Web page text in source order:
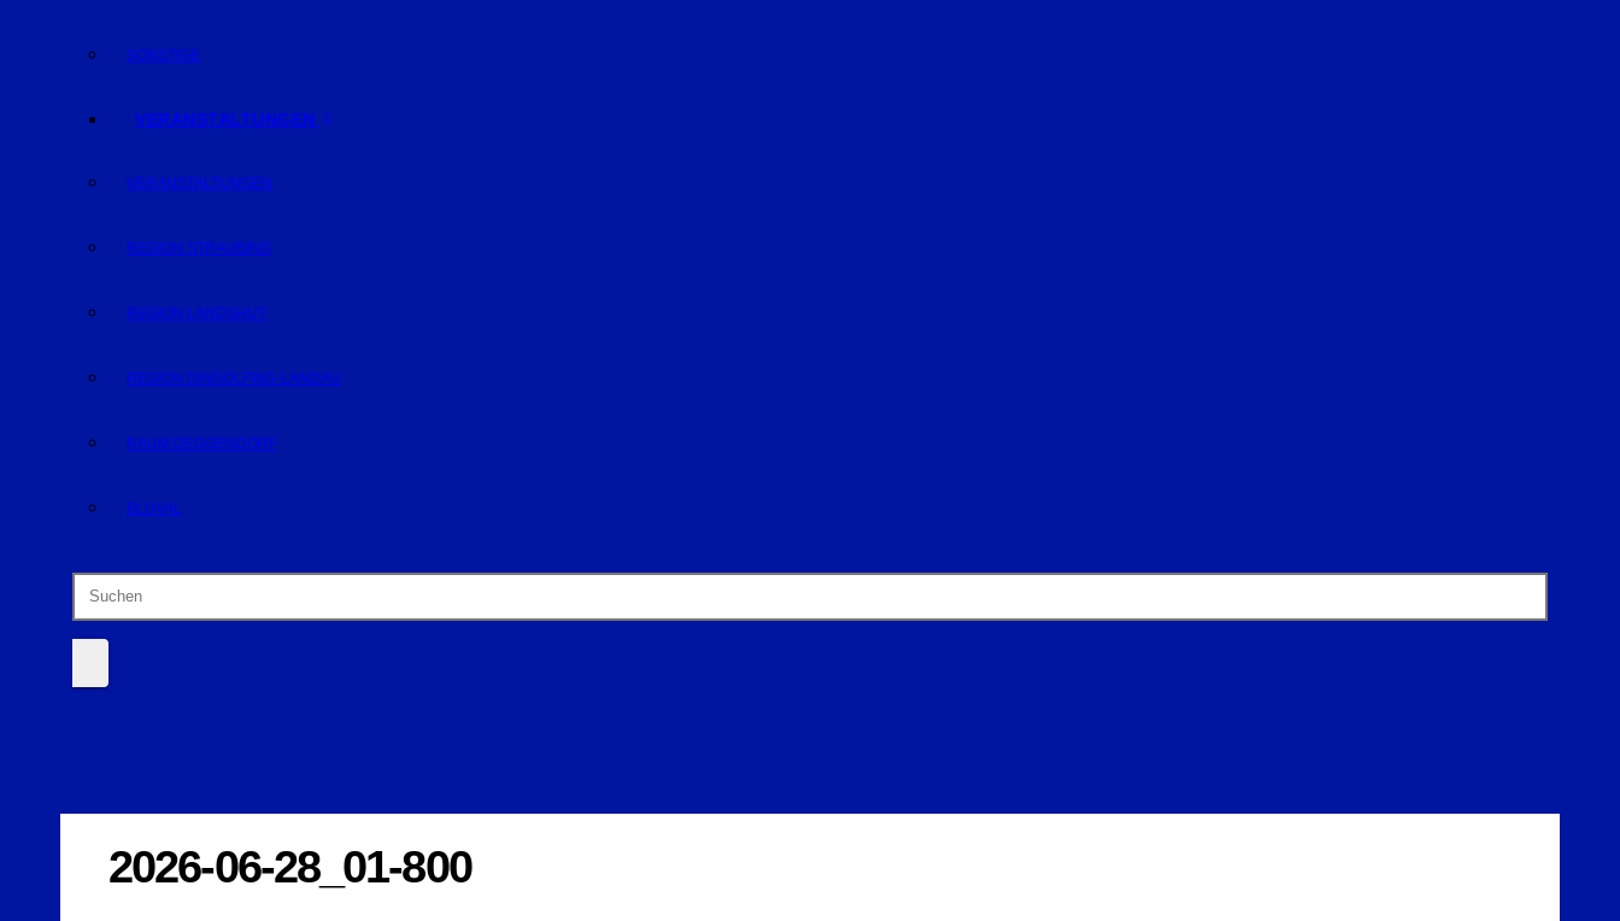
SONSTIGE
VERANSTALTUNGEN
VERANSTALTUNGEN
REGION STRAUBING
REGION LANDSHUT
REGION DINGOLFING-LANDAU
RAUM DEGGENDORF
BLUVAL
2026-06-28_01-800